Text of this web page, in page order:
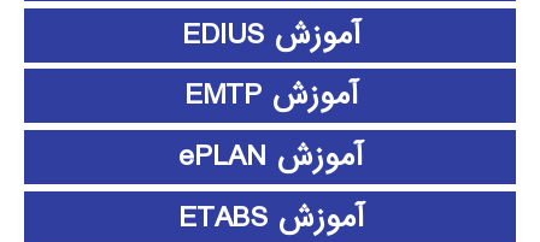
آموزش EDIUS
آموزش EMTP
آموزش ePLAN
آموزش ETABS